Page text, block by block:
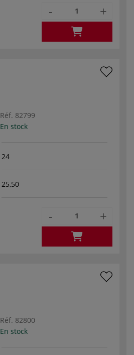
- +
Réf. 82799
En stock
24
25,50
- +
Réf. 82800
En stock